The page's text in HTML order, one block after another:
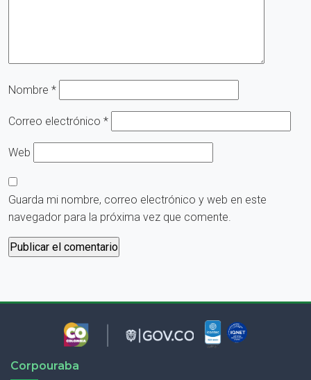
Nombre *
Correo electrónico *
Web
Guarda mi nombre, correo electrónico y web en este
navegador para la próxima vez que comente.
Corpouraba